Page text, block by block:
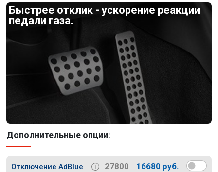
Быстрее отклик - ускорение реакции
педали газа.
Дополнительные опции:
Отключение AdBlue 27800 16680 руб.